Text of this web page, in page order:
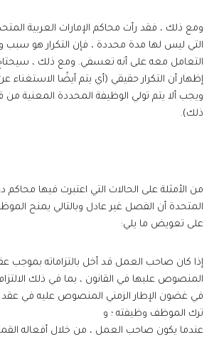
ومع ذلك ، فقد رأت محاكم الإمارات العربية
التي ليس لها مدة محددة ، فإن التكرار هو سبب
التعامل معه على أنه تعسفي. ومع ذلك ،
إظهار أن التكرار حقيقي (أي يتم أيضًا الاستغناء
ويجب ألا يتم تولي الوظيفة المحددة المعنية
ذلك).
من الأمثلة على الحالات التي اعتبرت فيها محاكم
المتحدة أن الفصل غير عادل وبالتالي يمنح
على تعويض ما يلي:
إذا كان صاحب العمل قد أخل بالتزاماته بموجب
المنصوص عليها في القانون ، بما في ذلك
في غضون الإطار الزمني المنصوص عليه في عقد
ترك الموظف وظيفته ؛ و
عندما يكون صاحب العمل ، من خلال أفعاله